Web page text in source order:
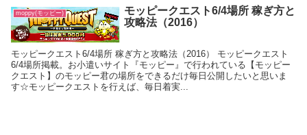
moppy(モッピー)
モッピークエスト6/4場所 稼ぎ方と
攻略法（2016）
モッピークエスト6/4場所 稼ぎ方と攻略法（2016） モッピークエスト
6/4場所掲載。お小遣いサイト『モッピー』で行われている【モッピー
クエスト】のモッピー君の場所をできるだけ毎日公開したいと思いま
す☆モッピークエストを行えば、毎日着実...